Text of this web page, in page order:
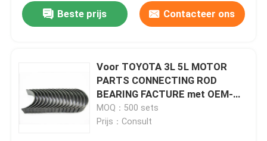
Beste prijs Contacteer ons
Voor TOYOTA 3L 5L MOTOR
PARTS CONNECTING ROD
BEARING FACTURE met OEM-
nummer R039A
MOQ：500 sets
Prijs：Consult